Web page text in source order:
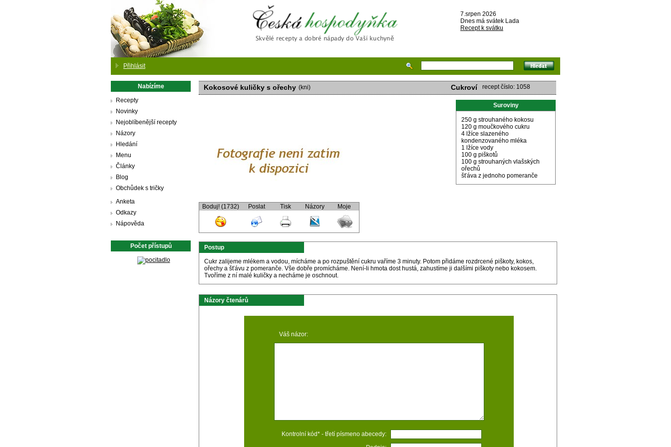
Česká hospodyňka
7.srpen 2026
Dnes má svátek Lada
Recept k svátku
Přihlásit
Nabízíme
Recepty
Novinky
Nejoblíbenější recepty
Názory
Hledání
Menu
Články
Blog
Obchůdek s tričky
Anketa
Odkazy
Nápověda
Počet přístupů
Kokosové kuličky s ořechy (kni) Cukroví recept číslo: 1058
Boduj! (1732) Poslat Tisk Názory Moje
Suroviny
250 g strouhaného kokosu
120 g moučkového cukru
4 lžíce slazeného
kondenzovaného mléka
1 lžíce vody
100 g piškotů
100 g strouhaných vlašských
ořechů
šťáva z jednoho pomeranče
Postup
Cukr zalijeme mlékem a vodou, mícháme a po rozpuštění cukru vaříme 3 minuty. Potom přidáme rozdrcené piškoty, kokos,
ořechy a šťávu z pomeranče. Vše dobře promícháme. Není-li hmota dost hustá, zahustíme ji dalšími piškoty nebo kokosem.
Tvoříme z ní malé kuličky a necháme je oschnout.
Názory čtenárů
Váš názor:
Kontrolní kód* - třetí písmeno abecedy: